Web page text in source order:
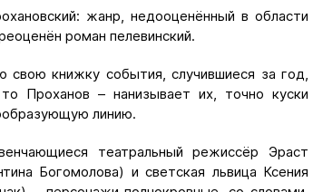
жанр, недооценённый в области
роман пелевинский.
книжку события, случившиеся за год,
Проханов – нанизывает их, точно куски
линию.
театральный режиссёр Эраст
Богомолова) и светская львица Ксения